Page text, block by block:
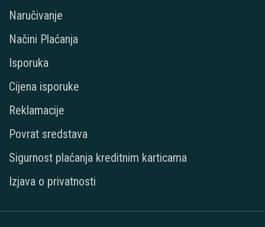
Naručivanje
Načini Plaćanja
Isporuka
Cijena isporuke
Reklamacije
Povrat sredstava
Sigurnost plaćanja kreditnim karticama
Izjava o privatnosti